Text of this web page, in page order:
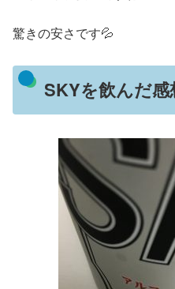
驚きの安さです💦
SKYを飲んだ感